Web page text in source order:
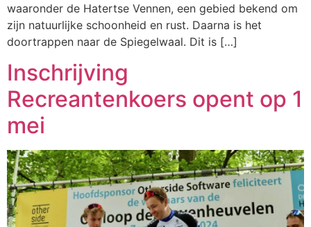
waaronder de Hatertse Vennen, een gebied bekend om
zijn natuurlijke schoonheid en rust. Daarna is het
doortrappen naar de Spiegelwaal. Dit is […]
Inschrijving
Recreantenkoers opent op 1
mei